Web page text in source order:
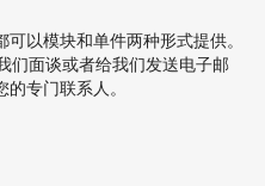
以模块和单件两种形式提供。
们面谈或者给我们发送电子邮
专门联系人。